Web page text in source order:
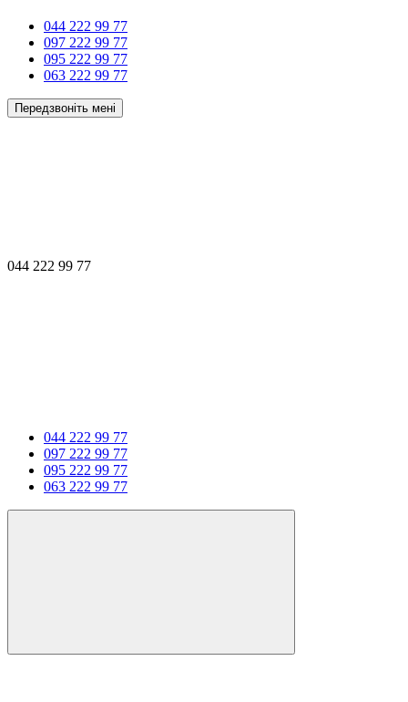
044 222 99 77
097 222 99 77
095 222 99 77
063 222 99 77
Передзвоніть мені
044 222 99 77
044 222 99 77
097 222 99 77
095 222 99 77
063 222 99 77